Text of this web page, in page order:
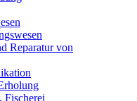
Reparatur von
Fischerei